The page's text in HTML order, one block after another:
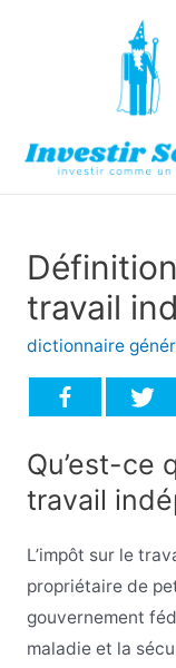
travail
dictionnaire
Qu’est-ce
travail
L’impôt sur le
propriétaire de
gouvernement
maladie et la